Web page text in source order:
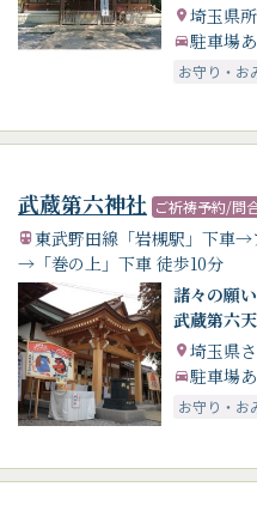
おります。
埼玉県
駐車場
お守り・お
武蔵第六神社 ご祈祷予約/問
東武野田線「岩槻駅」下車→
→「巻の上」下車 徒歩10分
諸々の願
武蔵第六
埼玉県
駐車場
お守り・お